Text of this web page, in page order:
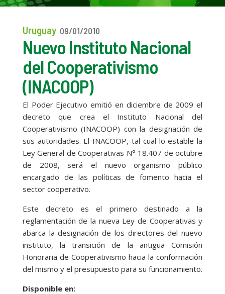
Uruguay 09/01/2010
Nuevo Instituto Nacional
del Cooperativismo
(INACOOP)
El Poder Ejecutivo emitió en diciembre de 2009 el
decreto que crea el Instituto Nacional del
Cooperativismo (INACOOP) con la designación de
sus autoridades. El INACOOP, tal cual lo estable la
Ley General de Cooperativas N° 18.407 de octubre
de 2008, será el nuevo organismo público
encargado de las políticas de fomento hacia el
sector cooperativo.
Este decreto es el primero destinado a la
reglamentación de la nueva Ley de Cooperativas y
abarca la designación de los directores del nuevo
instituto, la transición de la antigua Comisión
Honoraria de Cooperativismo hacia la conformación
del mismo y el presupuesto para su funcionamiento.
Disponible en: